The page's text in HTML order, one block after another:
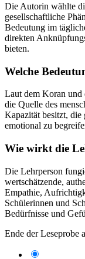
Die Autorin wählte
gesellschaftliche
Bedeutung im
direkten
bieten.
Welche
Laut dem Koran und
die Quelle des
Kapazität besitzt,
emotional zu
Wie wirkt die
Die Lehrperson
wertschätzende,
Empathie,
Schülerinnen und
Bedürfnisse und
Ende der Leseprobe